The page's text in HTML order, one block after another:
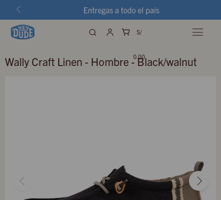
Entregas a todo el país
S/
0.00

Wally Craft Linen - Hombre - Black/walnut